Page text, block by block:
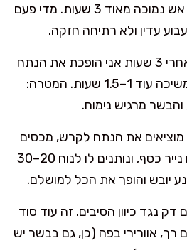
מכסים, ומבשלים על אש נמוכה מאוד 3 שעות. מדי פעם
עדין ולא רתיחה חזקה.
: אחרי 3 שעות אני הופכת את הנתח
בעזרת מלקחיים, וממשיכה עוד 1–1.5 שעות. המטרה:
מרגיש נימוח.
מוציאים את הנתח לקרש, מכסים
ברפיון בנייר אפייה או נייר כסף, ונותנים לו לנוח 20–30
יובש והופך את הכל למושלם.
דק נגד כיוון הסיבים. זה עוד סוד
אוורירי בפה (כן, גם בבשר יש